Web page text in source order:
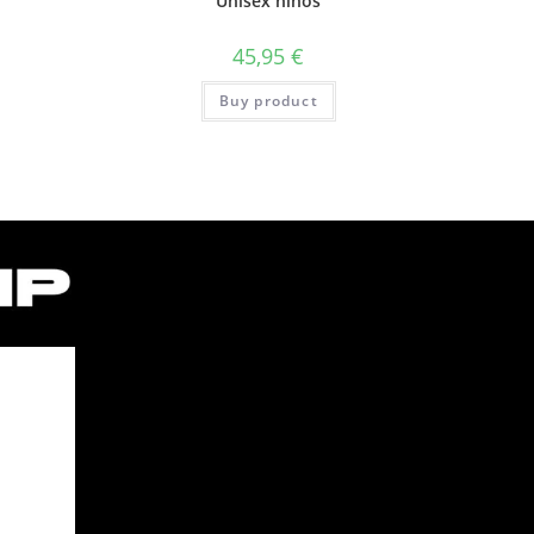
45,95€
Buy product